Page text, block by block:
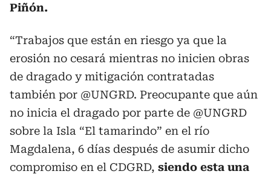
Piñón.
“Trabajos que están en riesgo ya que la
erosión no cesará mientras no inicien obras
de dragado y mitigación contratadas
también por @UNGRD. Preocupante que aún
no inicia el dragado por parte de @UNGRD
sobre la Isla “El tamarindo” en el río
Magdalena, 6 días después de asumir dicho
compromiso en el CDGRD, siendo esta una